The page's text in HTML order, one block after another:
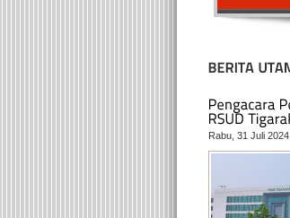
Rabu, 31 Juli 2024